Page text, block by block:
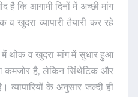
है कि आगामी दिनों में अच्छी मांग
खुदरा व्यापारी तैयारी कर रहे
थोक व खुदरा मांग में सुधार हुआ
कमजोर है, लेकिन सिंथेटिक और
व्यापारियों के अनुसार जल्दी ही